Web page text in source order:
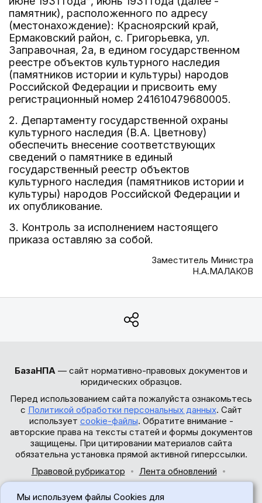
памятник), расположенного по адресу
(местонахождение): Красноярский край,
Ермаковский район, с. Григорьевка, ул.
Заправочная, 2а, в едином государственном
реестре объектов культурного наследия
(памятников истории и культуры) народов
Российской Федерации и присвоить ему
регистрационный номер 241610479680005.
2. Департаменту государственной охраны
культурного наследия (В.А. Цветнову)
обеспечить внесение соответствующих
сведений о памятнике в единый
государственный реестр объектов
культурного наследия (памятников истории и
культуры) народов Российской Федерации и
их опубликование.
3. Контроль за исполнением настоящего
приказа оставляю за собой.
Заместитель Министра
Н.А.МАЛАКОВ
БазаНПА — сайт нормативно-правовых документов и
юридических образцов.
Перед использованием сайта пожалуйста ознакомьтесь
с Политикой обработки персональных данных. Сайт
использует cookie-файлы. Обратите внимание -
авторские права на тексты статей и формы документов
защищены. При цитировании материалов сайта
обязательна установка прямой активной гиперссылки.
Правовой рубрикатор
Лента обновлений
Мы используем файлы Cookies для